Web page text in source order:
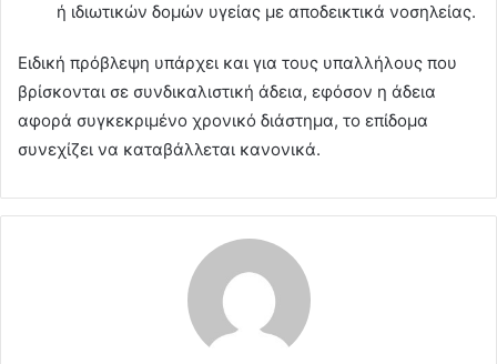
ή ιδιωτικών δομών υγείας με αποδεικτικά νοσηλείας.
Ειδική πρόβλεψη υπάρχει και για τους υπαλλήλους που
βρίσκονται σε συνδικαλιστική άδεια, εφόσον η άδεια
αφορά συγκεκριμένο χρονικό διάστημα, το επίδομα
συνεχίζει να καταβάλλεται κανονικά.